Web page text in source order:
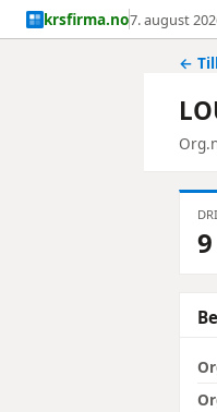
krsfirma.no7. august
←